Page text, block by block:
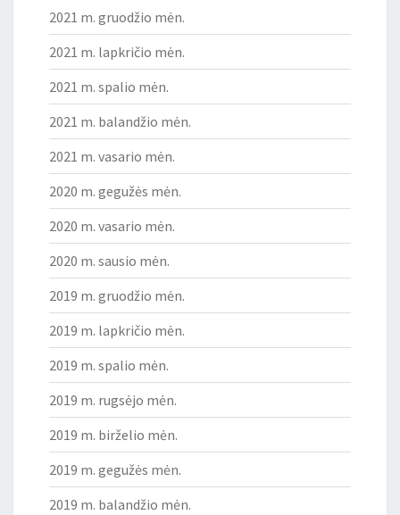
2021 m. gruodžio mėn.
2021 m. lapkričio mėn.
2021 m. spalio mėn.
2021 m. balandžio mėn.
2021 m. vasario mėn.
2020 m. gegužės mėn.
2020 m. vasario mėn.
2020 m. sausio mėn.
2019 m. gruodžio mėn.
2019 m. lapkričio mėn.
2019 m. spalio mėn.
2019 m. rugsėjo mėn.
2019 m. birželio mėn.
2019 m. gegužės mėn.
2019 m. balandžio mėn.